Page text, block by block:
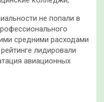
не попали в
средними расходами
лидировали
авиационных